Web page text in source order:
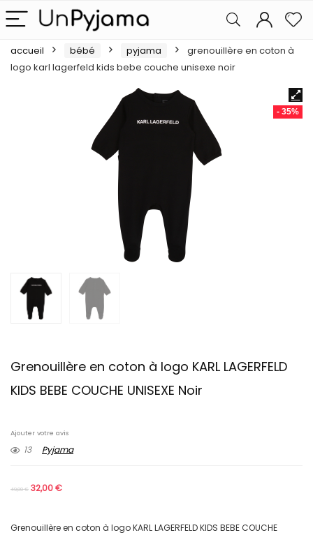
accueil bébé pyjama
grenouillère en coton à
logo karl lagerfeld kids bebe couche unisexe noir
- 35%
Grenouillère en coton à logo KARL LAGERFELD
KIDS BEBE COUCHE UNISEXE Noir
Ajouter votre avis
13 Pyjama
49,00€ 32,00€
Grenouillère en coton à logo KARL LAGERFELD KIDS BEBE COUCHE